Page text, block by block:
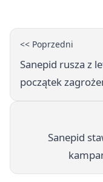
<< Poprzedni
Sanepid rusza z
początek
Sanepid